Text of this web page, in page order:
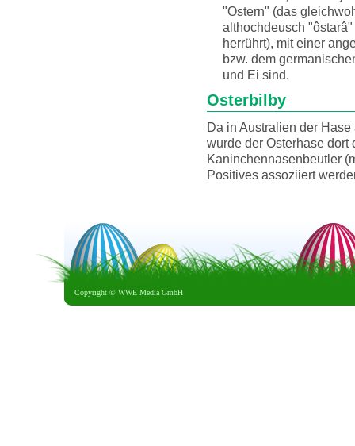
"Ostern" (das
althochdeusch
herrührt), mit einer
bzw. dem
und Ei sind.
Osterbilby
Da in Australien der
wurde der Osterhase dort
Kaninchennasenbeutler
Positives assoziiert
Copyright © WWE Media GmbH